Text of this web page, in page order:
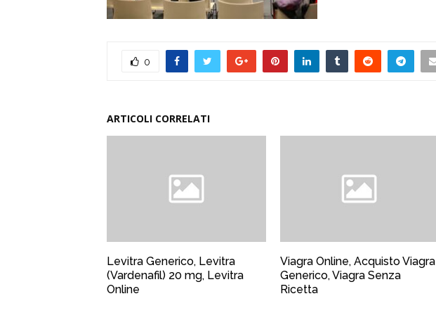
0
ARTICOLI CORRELATI
Levitra Generico, Levitra
(Vardenafil) 20 mg, Levitra
Online
Viagra Online, Acquisto Viagra
Generico, Viagra Senza
Ricetta